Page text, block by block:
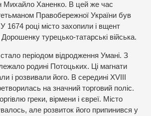
Михайло Ханенко. В цей же час
Правобережної України був
1674 році місто захопили і вщент
турецько-татарські війська.
періодом відродження Умані. З
родині Потоцьких. Ці магнати
і розвивали його. В середині XVIІІ
на значний торговий поліс.
греки, вірмени і євреї. Місто
але розвиток його припинився у